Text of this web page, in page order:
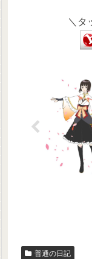
＼タ
普通の日記